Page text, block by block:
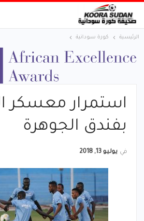
الرئيسية كورة سودانية
استمرار معسكر
بفندق الجوهرة
في يوليو 13, 2018